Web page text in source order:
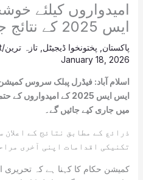
امیدواروں کیلئے
ایس 2025 کے نتائج جلد جاری ہوں گے
پاکستان پختونخوا ڈیجیٹل تازہ ترین/
January 18, 2026
ایس ایس 2025 کے
میں جاری کیے جائیں گے۔
ذرائع کے مطابق نتائج کے اعلان
تکنیکی اقدامات اپنی آخری
کمیشن حکام کا کہنا ہے کہ تحریری